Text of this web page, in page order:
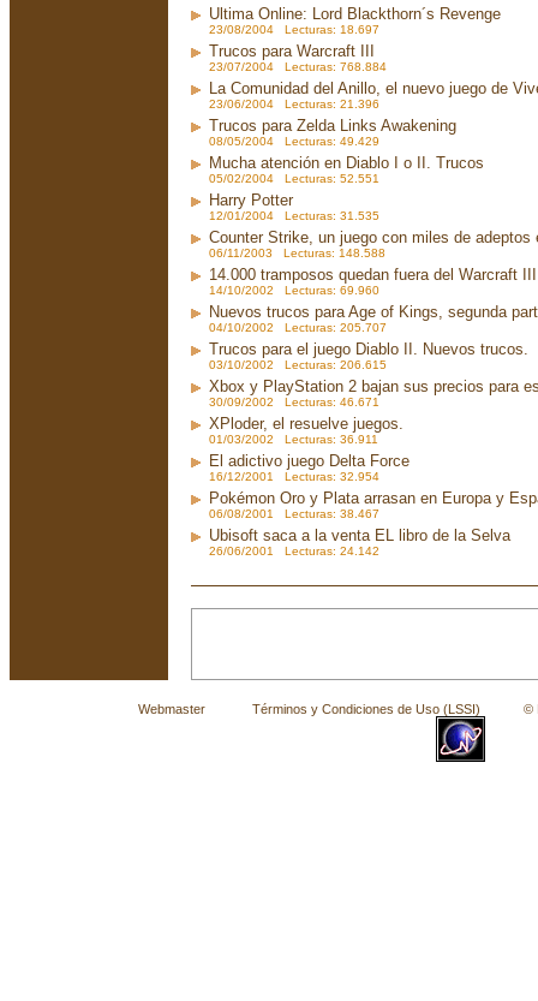
Ultima Online: Lord Blackthorn´s Revenge
23/08/2004 Lecturas: 18.697
Trucos para Warcraft III
23/07/2004 Lecturas: 768.884
La Comunidad del Anillo, el nuevo juego de
23/06/2004 Lecturas: 21.396
Trucos para Zelda Links Awakening
08/05/2004 Lecturas: 49.429
Mucha atención en Diablo I o II. Trucos
05/02/2004 Lecturas: 52.551
Harry Potter
12/01/2004 Lecturas: 31.535
Counter Strike, un juego con miles de adeptos
06/11/2003 Lecturas: 148.588
14.000 tramposos quedan fuera del Warcraft III
14/10/2002 Lecturas: 69.960
Nuevos trucos para Age of Kings, segunda
04/10/2002 Lecturas: 205.707
Trucos para el juego Diablo II. Nuevos trucos.
03/10/2002 Lecturas: 206.615
Xbox y PlayStation 2 bajan sus precios para
30/09/2002 Lecturas: 46.671
XPloder, el resuelve juegos.
01/03/2002 Lecturas: 36.911
El adictivo juego Delta Force
16/12/2001 Lecturas: 32.954
Pokémon Oro y Plata arrasan en Europa y
06/08/2001 Lecturas: 38.467
Ubisoft saca a la venta EL libro de la Selva
26/06/2001 Lecturas: 24.142
Webmaster Términos y Condiciones de Uso (LSSI) © La